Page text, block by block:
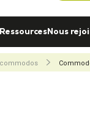
RessourcesNous